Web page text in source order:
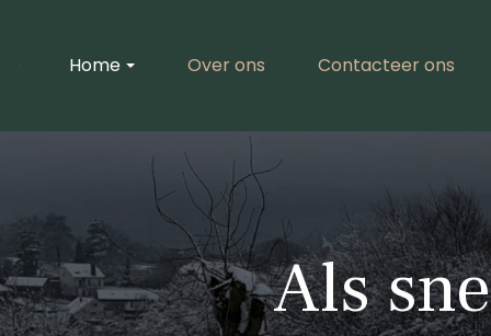
Home Over ons Contacteer ons
Als